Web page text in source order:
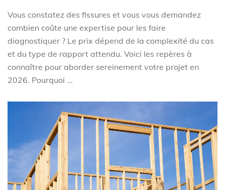
Vous constatez des fissures et vous vous demandez
combien coûte une expertise pour les faire
diagnostiquer ? Le prix dépend de la complexité du cas
et du type de rapport attendu. Voici les repères à
connaître pour aborder sereinement votre projet en
2026. Pourquoi ...